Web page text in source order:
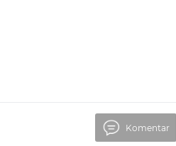
Komentar